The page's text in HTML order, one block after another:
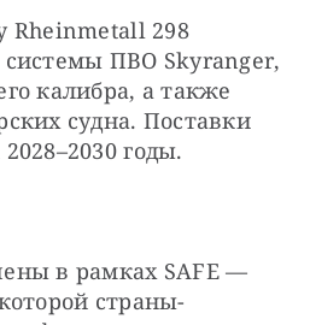
Rheinmetall 298
ПВО Skyranger,
калибра, а также
судна. Поставки
годы.
в рамках SAFE —
страны-